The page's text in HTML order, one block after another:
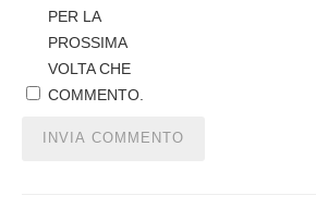
PER LA
PROSSIMA
VOLTA CHE
COMMENTO.